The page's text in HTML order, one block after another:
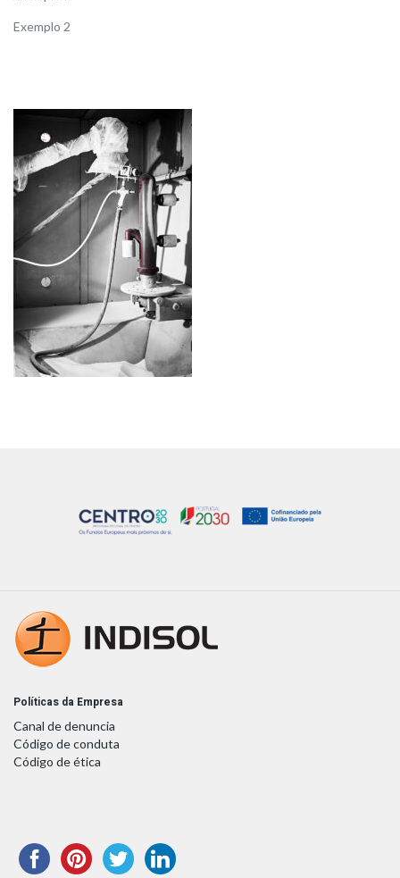
Exemplo 2
Políticas da Empresa
Canal de denuncia
Código de conduta
Código de ética